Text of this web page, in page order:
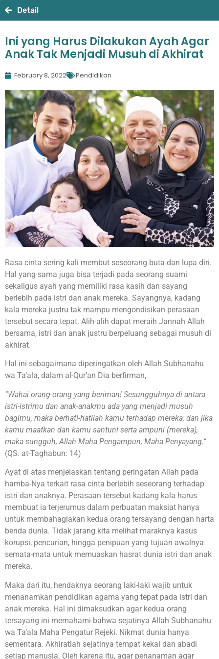
Detail
Ini yang Harus Dilakukan Ayah Agar
Anak Tak Menjadi Musuh di Akhirat
February 8, 2022 Pendidikan
Rasa cinta sering kali membut seseorang buta dan lupa diri.
Hal yang sama juga bisa terjadi pada seorang suami
sekaligus ayah yang memiliki rasa kasih dan sayang
berlebih pada istri dan anak mereka. Sayangnya, kadang
kala mereka justru tak mampu mengondisikan perasaan
tersebut secara tepat. Alih-alih dapat meraih Jannah Allah
bersama, istri dan anak justru berpeluang sebagai musuh di
akhirat.
Hal ini sebagaimana diperingatkan oleh Allah Subhanahu
wa Ta’ala, dalam al-Qur’an Dia berfirman,
“Wahai orang-orang yang beriman! Sesungguhnya di antara
istri-istrimu dan anak-anakmu ada yang menjadi musuh
bagimu, maka berhati-hatilah kamu terhadap mereka; dan jika
kamu maafkan dan kamu santuni serta ampuni (mereka),
maka sungguh, Allah Maha Pengampun, Maha Penyayang.”
(QS. at-Taghabun: 14)
Ayat di atas menjelaskan tentang peringatan Allah pada
hamba-Nya terkait rasa cinta berlebih seseorang terhadap
istri dan anaknya. Perasaan tersebut kadang kala harus
membuat ia terjerumus dalam perbuatan maksiat hanya
untuk membahagiakan kedua orang tersayang dengan harta
benda dunia. Tidak jarang kita melihat maraknya kasus
korupsi, pencurian, hingga penipuan yang tujuan awalnya
semata-mata untuk memuaskan hasrat dunia istri dan anak
mereka.
Maka dari itu, hendaknya seorang laki-laki wajib untuk
menanamkan pendidikan agama yang tepat pada istri dan
anak mereka. Hal ini dimaksudkan agar kedua orang
tersayang ini memahami bahwa sejatinya Allah Subhanahu
wa Ta’ala Maha Pengatur Rejeki. Nikmat dunia hanya
sementara. Akhiratlah sejatinya tempat kekal dan abadi
setiap manusia. Oleh karena itu, agar penanaman agar